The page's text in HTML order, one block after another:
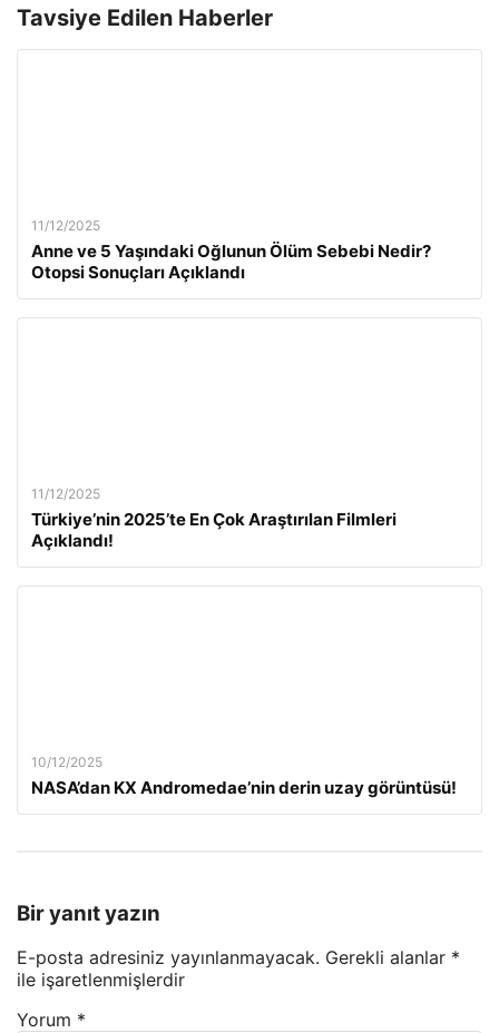
Tavsiye Edilen Haberler
11/12/2025
Anne ve 5 Yaşındaki Oğlunun Ölüm Sebebi Nedir?
Otopsi Sonuçları Açıklandı
11/12/2025
Türkiye’nin 2025’te En Çok Araştırılan Filmleri
Açıklandı!
10/12/2025
NASA’dan KX Andromedae’nin derin uzay görüntüsü!
Bir yanıt yazın
E-posta adresiniz yayınlanmayacak. Gerekli alanlar *
ile işaretlenmişlerdir
Yorum *